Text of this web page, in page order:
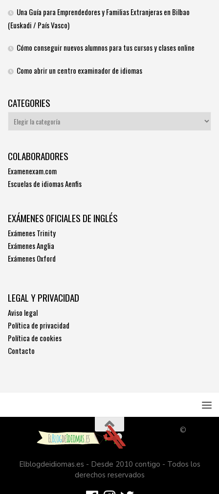
Una Guía para Emprendedores y Familias Extranjeras en Bilbao
(Euskadi / País Vasco)
Cómo conseguir nuevos alumnos para tus cursos y clases online
Como abrir un centro examinador de idiomas
CATEGORIES
Categories
COLABORADORES
Examenexam.com
Escuelas de idiomas Aenfis
EXÁMENES OFICIALES DE INGLÉS
Exámenes Trinity
Exámenes Anglia
Exámenes Oxford
LEGAL Y PRIVACIDAD
Aviso legal
Política de privacidad
Política de cookies
Contacto
©
Elblogdeidiomas.es - Desde 2010 contigo - Todos los
derechos reservados